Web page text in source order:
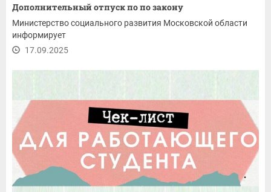
Дополнительный отпуск по по закону
Министерство социального развития Московской области
информирует
17.09.2025